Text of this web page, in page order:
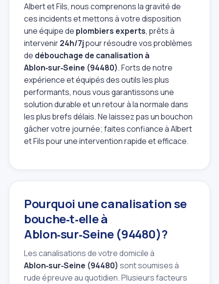
Albert et Fils, nous comprenons la gravité de
ces incidents et mettons à votre disposition
une équipe de plombiers experts, prêts à
intervenir24h/7jpour résoudre vos problèmes
de débouchage de canalisation à
Ablon‑sur‑Seine (94480). Forts de notre
expérience et équipés des outils les plus
performants, nous vous garantissons une
solution durable et un retour à la normale dans
les plus brefs délais. Ne laissez pas un bouchon
gâcher votre journée; faites confiance à Albert
et Fils pour une intervention rapide et efficace.
Pourquoi une canalisation se
bouche‑t‑elle à
Ablon‑sur‑Seine (94480)?
Les canalisations de votre domicile à
Ablon‑sur‑Seine (94480) sont soumises à
rude épreuve au quotidien. Plusieurs facteurs